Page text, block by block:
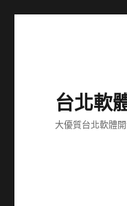
台北軟
大優質台北軟體